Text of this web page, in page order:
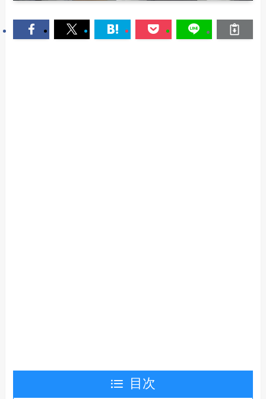
目次